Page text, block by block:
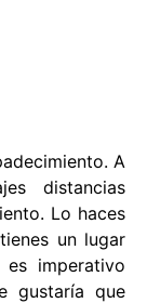
A
distancias
Lo haces
un lugar
imperativo
gustaría que